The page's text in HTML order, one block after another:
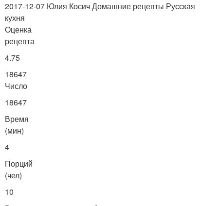
2017-12-07 Юлия Косич Домашние рецепты Русская
кухня
Оценка
рецепта
4.75
18647
Число
18647
Время
(мин)
4
Порций
(чел)
10